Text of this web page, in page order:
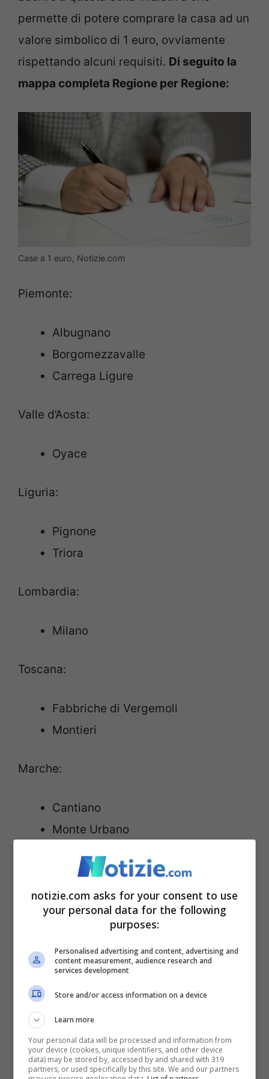
permette di potere comprare la casa ad un
valore simbolico di 1 euro, ovviamente
rispettando alcuni requisiti. Di seguito la
mappa completa Regione per Regione:
Case a 1 euro, Notizie.com
Piemonte:
Albugnano
Borgomezzavalle
Carrega Ligure
Valle d’Aosta:
Oyace
Liguria:
Pignone
Triora
Lombardia:
Milano
Toscana:
Fabbriche di Vergemoli
Montieri
Marche:
Cantiano
Monte Urbano
Maenza
Santi Cosma e Damiano
Abruzzo
Lecce nei Marsi
Penne
notizie.com asks for your consent to use
your personal data for the following
purposes:
Personalised advertising and content, advertising and
content measurement, audience research and
services development
Store and/or access information on a device
Learn more
Your personal data will be processed and information from
your device (cookies, unique identifiers, and other device
data) may be stored by, accessed by and shared with 319
partners, or used specifically by this site. We and our partners